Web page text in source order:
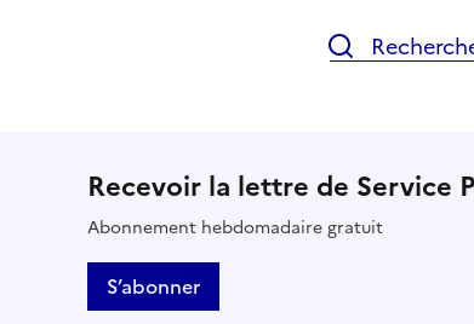
Recevoir la lettre de Service
Abonnement hebdomadaire gratuit
S’abonner